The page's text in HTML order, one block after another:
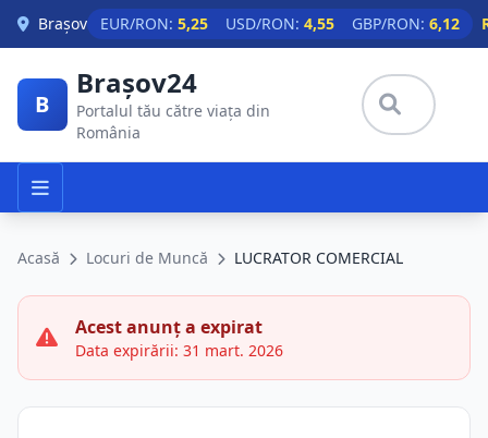
Skip to main content
Brașov EUR/RON: 5,25 USD/RON: 4,55 GBP/RON: 6,12
B
Brașov24
Portalul tău către viața din
România
Acasă Locuri de Muncă LUCRATOR COMERCIAL
Acest anunț a expirat
Data expirării: 31 mart. 2026